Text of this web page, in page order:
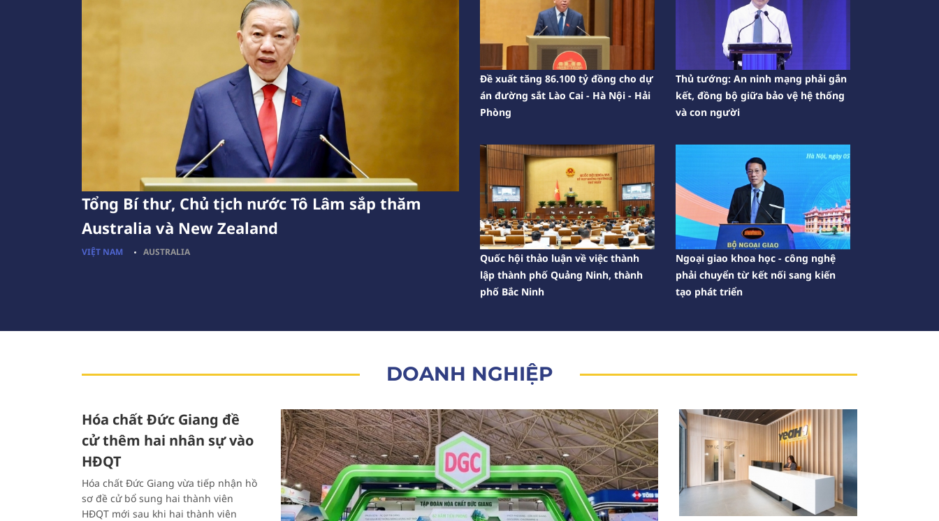
Tổng Bí thư, Chủ tịch nước Tô Lâm sắp thăm
Australia và New Zealand
VIỆT NAM AUSTRALIA
Đề xuất tăng 86.100 tỷ đồng cho dự
án đường sắt Lào Cai - Hà Nội - Hải
Phòng
Thủ tướng: An ninh mạng phải gắn
kết, đồng bộ giữa bảo vệ hệ thống
và con người
Quốc hội thảo luận về việc thành
lập thành phố Quảng Ninh, thành
phố Bắc Ninh
Ngoại giao khoa học - công nghệ
phải chuyển từ kết nối sang kiến
tạo phát triển
DOANH NGHIỆP
Hóa chất Đức Giang đề
cử thêm hai nhân sự vào
HĐQT
Hóa chất Đức Giang vừa tiếp nhận hồ
sơ đề cử bổ sung hai thành viên
HĐQT mới sau khi hai thành viên